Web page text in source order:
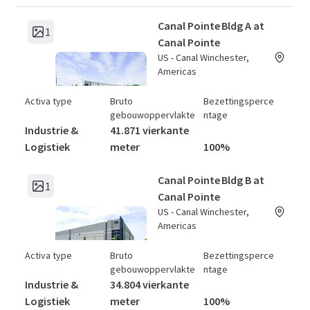
1
Canal Pointe Bldg A at
Canal Pointe
US - Canal Winchester,
Americas
Activa type
Industrie &
Logistiek
Bruto
gebouwoppervlakte
41.871 vierkante
meter
Bezettingsperce
ntage
100%
1
Canal Pointe Bldg B at
Canal Pointe
US - Canal Winchester,
Americas
Activa type
Industrie &
Logistiek
Bruto
gebouwoppervlakte
34.804 vierkante
meter
Bezettingsperce
ntage
100%